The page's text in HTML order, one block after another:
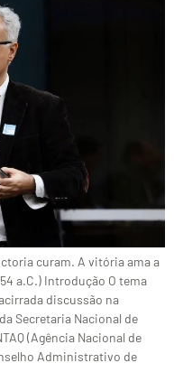
curam. A vitória ama a
a.C.) Introdução O tema
discussão na
Secretaria Nacional de
(Agência Nacional de
Administrativo de